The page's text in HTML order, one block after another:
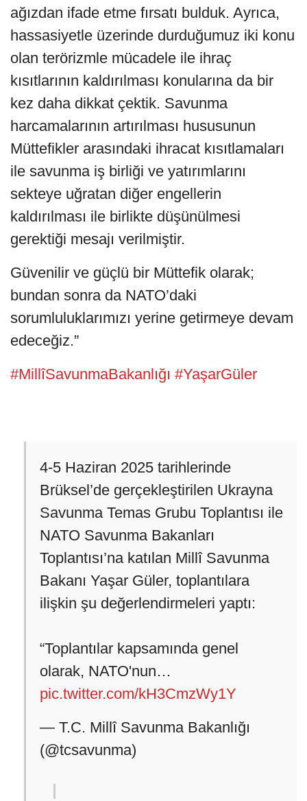
ağızdan ifade etme fırsatı bulduk. Ayrıca,
hassasiyetle üzerinde durduğumuz iki konu
olan terörizmle mücadele ile ihraç
kısıtlarının kaldırılması konularına da bir
kez daha dikkat çektik. Savunma
harcamalarının artırılması hususunun
Müttefikler arasındaki ihracat kısıtlamaları
ile savunma iş birliği ve yatırımlarını
sekteye uğratan diğer engellerin
kaldırılması ile birlikte düşünülmesi
gerektiği mesajı verilmiştir.
Güvenilir ve güçlü bir Müttefik olarak;
bundan sonra da NATO’daki
sorumluluklarımızı yerine getirmeye devam
edeceğiz.”
#MillîSavunmaBakanlığı #YaşarGüler
4-5 Haziran 2025 tarihlerinde
Brüksel’de gerçekleştirilen Ukrayna
Savunma Temas Grubu Toplantısı ile
NATO Savunma Bakanları
Toplantısı’na katılan Millî Savunma
Bakanı Yaşar Güler, toplantılara
ilişkin şu değerlendirmeleri yaptı:
“Toplantılar kapsamında genel
olarak, NATO'nun…
pic.twitter.com/kH3CmzWy1Y
— T.C. Millî Savunma Bakanlığı
(@tcsavunma)